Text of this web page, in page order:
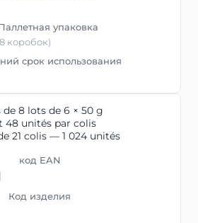
упаковка
коробок)
срок использования
de 8 lots de 6 × 50 g
48 unités par colis
21 colis — 1 024 unités
код EAN
Код изделия